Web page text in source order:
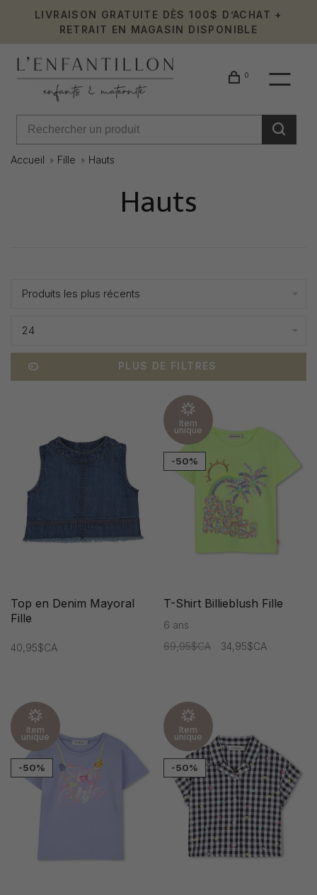
LIVRAISON GRATUITE DÈS 100$ D’ACHAT +
RETRAIT EN MAGASIN DISPONIBLE
0
Accueil Fille Hauts
Hauts
Produits les plus récents
24
PLUS DE FILTRES
Top en Denim Mayoral
Fille
40,95$CA
Item
unique
-50%
T-Shirt Billieblush Fille
6 ans
69,95$CA
34,95$CA
Item
unique
-50%
Item
unique
-50%